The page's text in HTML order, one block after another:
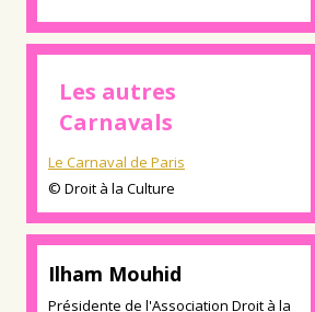
Les autres
Carnavals
Le Carnaval de Paris
© Droit à la Culture
Ilham Mouhid
Présidente de l'Association Droit à la